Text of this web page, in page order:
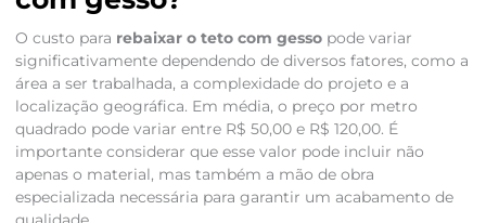
O custo para rebaixar o teto com gessopode variar
significativamente dependendo de diversos fatores, como a
área a ser trabalhada, a complexidade do projeto e a
localização geográfica. Em média, o preço por metro
quadrado pode variar entre R$ 50,00 e R$ 120,00. É
importante considerar que esse valor pode incluir não
apenas o material, mas também a mão de obra
especializada necessária para garantir um acabamento de